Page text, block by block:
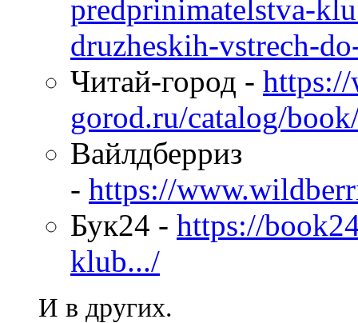
predprinimatelstva-
druzheskih-vstrech-
Читай-город -
gorod.ru/catalog/
Вайлдберриз
- https://
Бук24 - https://
klub.../
И в других.